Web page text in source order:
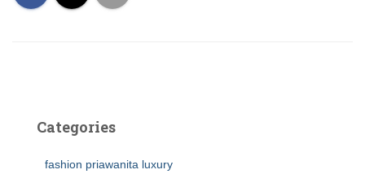
Categories
fashion priawanita luxury